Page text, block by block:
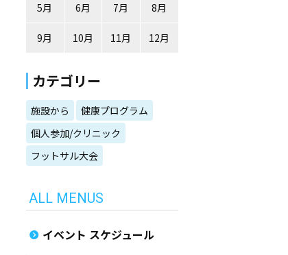
5月 6月 7月 8月
9月 10月 11月 12月
カテゴリー
施設から
健康プログラム
個人参加/クリニック
フットサル大会
ALL MENUS
イベント スケジュール